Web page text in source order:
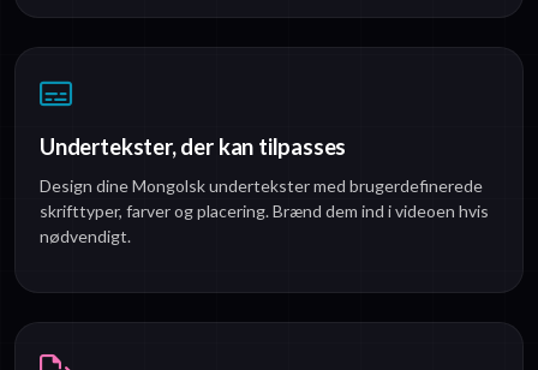
Undertekster, der kan tilpasses
Design dine Mongolsk undertekster med brugerdefinerede
skrifttyper, farver og placering. Brænd dem ind i videoen hvis
nødvendigt.